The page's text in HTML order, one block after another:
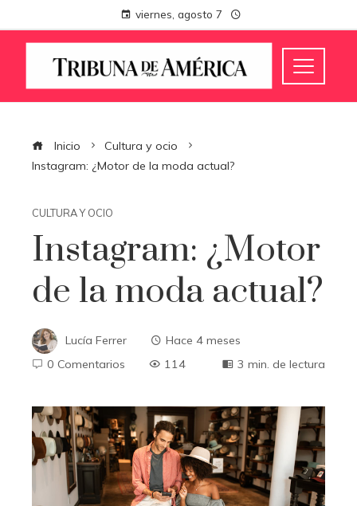
viernes, agosto 7
Inicio
Cultura y ocio
Instagram: ¿Motor de la moda actual?
CULTURA Y OCIO
Instagram: ¿Motor
de la moda actual?
Lucía Ferrer
Hace 4 meses
0 Comentarios
114 3 min. de lectura